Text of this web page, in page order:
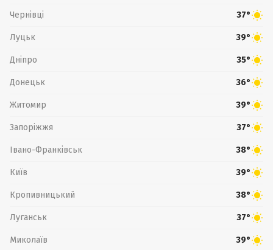
Чернівці 37°
Луцьк 39°
Дніпро 35°
Донецьк 36°
Житомир 39°
Запоріжжя 37°
Івано-Франківськ 38°
Київ 39°
Кропивницький 38°
Луганськ 37°
Миколаїв 39°